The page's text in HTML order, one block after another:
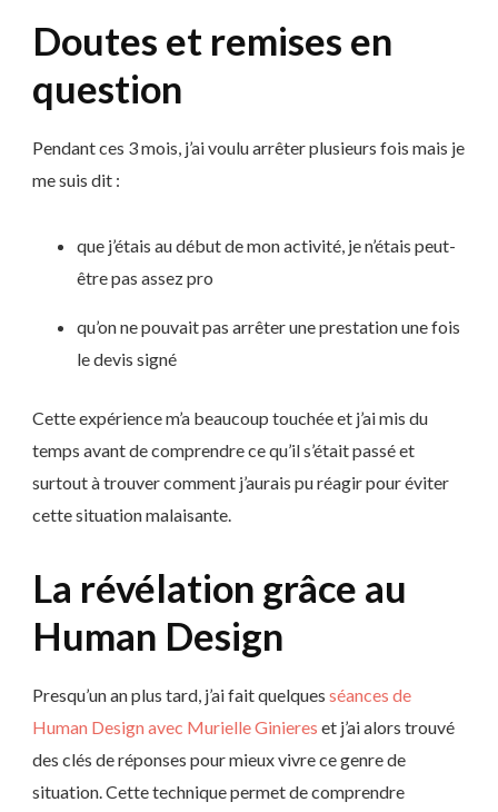
Doutes et remises en
question
Pendant ces 3 mois, j’ai voulu arrêter plusieurs fois mais je
me suis dit :
que j’étais au début de mon activité, je n’étais peut-
être pas assez pro
qu’on ne pouvait pas arrêter une prestation une fois
le devis signé
Cette expérience m’a beaucoup touchée et j’ai mis du
temps avant de comprendre ce qu’il s’était passé et
surtout à trouver comment j’aurais pu réagir pour éviter
cette situation malaisante.
La révélation grâce au
Human Design
Presqu’un an plus tard, j’ai fait quelques séances de
Human Design avec Murielle Ginieres et j’ai alors trouvé
des clés de réponses pour mieux vivre ce genre de
situation. Cette technique permet de comprendre